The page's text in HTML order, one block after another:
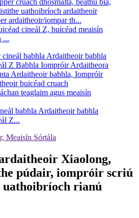
cineál Z, buicéad meaisín
...
babhla Ardaitheoir babhla
Z...
Xiaolong,
púdair, iompróir scriú
rianú